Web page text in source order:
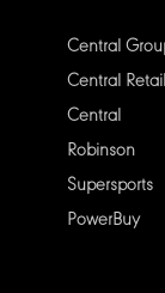
Central
Central Retail
Central
Robinson
Supersports
PowerBuy